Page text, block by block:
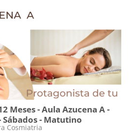
Meses - Aula Azucena A -
Sábados - Matutino
Cosmiatria